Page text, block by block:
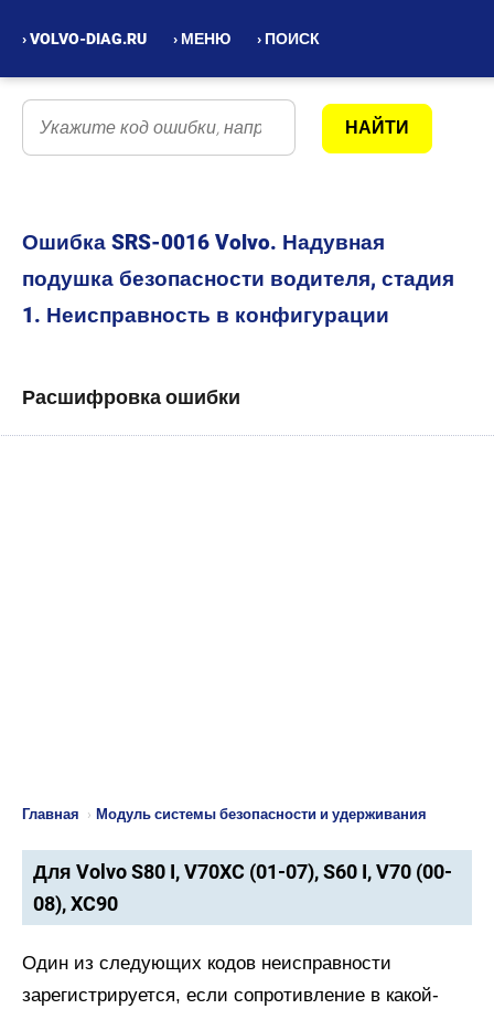
› VOLVO-DIAG.RU › МЕНЮ › ПОИСК
Ошибка SRS-0016 Volvo. Надувная
подушка безопасности водителя, стадия
1. Неисправность в конфигурации
Расшифровка ошибки
Главная › Модуль системы безопасности и удерживания
Для Volvo S80 I, V70XC (01-07), S60 I, V70 (00-
08), XC90
Один из следующих кодов неисправности
зарегистрируется, если сопротивление в какой-